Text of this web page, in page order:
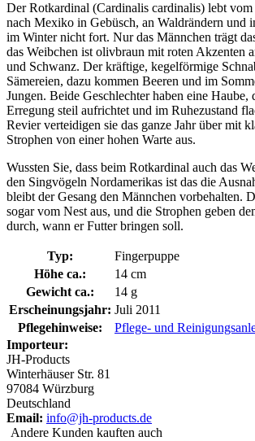
Der Rotkardinal (Cardinalis cardinalis) lebt
nach Mexiko in Gebüsch, an Waldrändern und
im Winter nicht fort. Nur das Männchen trägt
das Weibchen ist olivbraun mit roten Akzenten
und Schwanz. Der kräftige, kegelförmige
Sämereien, dazu kommen Beeren und im
Jungen. Beide Geschlechter haben eine Haube,
Erregung steil aufrichtet und im Ruhezustand
Revier verteidigen sie das ganze Jahr über mit
Strophen von einer hohen Warte aus.
Wussten Sie, dass beim Rotkardinal auch das
den Singvögeln Nordamerikas ist das die
bleibt der Gesang den Männchen vorbehalten.
sogar vom Nest aus, und die Strophen geben
durch, wann er Futter bringen soll.
Typ:
Fingerpuppe
Höhe ca.:
14 cm
Gewicht ca.:
14 g
Erscheinungsjahr: Juli 2011
Pflegehinweise:
Pflege- und
Importeur:
JH-Products
Winterhäuser Str. 81
97084 Würzburg
Deutschland
Email: info@jh-products.de
Andere Kunden kauften auch